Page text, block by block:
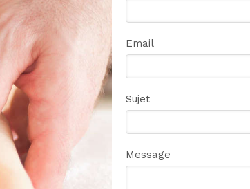
Email
Sujet
Message